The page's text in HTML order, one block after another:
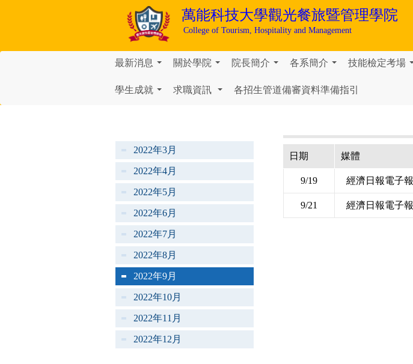
萬能科技大學觀光餐旅暨管理學院
College of Tourism, Hospitality and Management
最新消息 關於學院 院長簡介 各系簡介 技能檢定考場
學生成就 求職資訊 各招生管道備審資料準備指引
2022年3月
2022年4月
2022年5月
2022年6月
2022年7月
2022年8月
2022年9月
2022年10月
2022年11月
2022年12月
日期 媒體
9/19 經濟日報電子報
9/21 經濟日報電子報